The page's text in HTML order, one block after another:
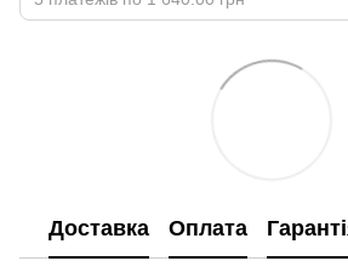
Доставка Оплата